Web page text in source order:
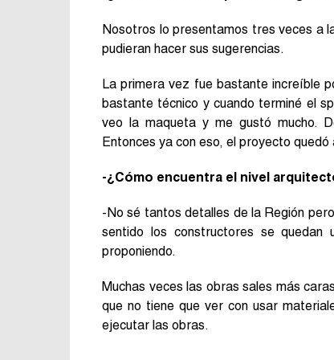
Nosotros lo presentamos tres veces a
pudieran hacer sus sugerencias.
La primera vez fue bastante increíble
bastante técnico y cuando terminé el
veo la maqueta y me gustó mucho.
Entonces ya con eso, el proyecto quedó
-¿Cómo encuentra el nivel
-No sé tantos detalles de la Región
sentido los constructores se
proponiendo.
Muchas veces las obras sales más
que no tiene que ver con usar
ejecutar las obras.